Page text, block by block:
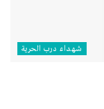
شهداء درب الحرية